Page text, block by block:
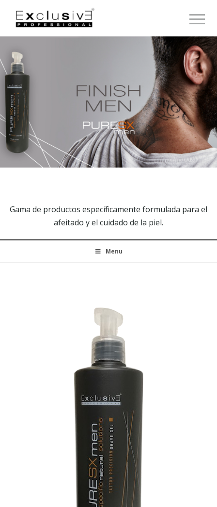
Gama de productos específicamente formulada para el
afeitado y el cuidado de la piel.
Menu